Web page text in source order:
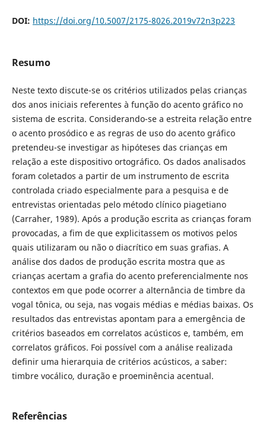
DOI: https://doi.org/10.5007/2175-8026.2019v72n3p223
Resumo
Neste texto discute-se os critérios utilizados pelas crianças
dos anos iniciais referentes à função do acento gráfico no
sistema de escrita. Considerando-se a estreita relação entre
o acento prosódico e as regras de uso do acento gráfico
pretendeu-se investigar as hipóteses das crianças em
relação a este dispositivo ortográfico. Os dados analisados
foram coletados a partir de um instrumento de escrita
controlada criado especialmente para a pesquisa e de
entrevistas orientadas pelo método clínico piagetiano
(Carraher, 1989). Após a produção escrita as crianças foram
provocadas, a fim de que explicitassem os motivos pelos
quais utilizaram ou não o diacrítico em suas grafias. A
análise dos dados de produção escrita mostra que as
crianças acertam a grafia do acento preferencialmente nos
contextos em que pode ocorrer a alternância de timbre da
vogal tônica, ou seja, nas vogais médias e médias baixas. Os
resultados das entrevistas apontam para a emergência de
critérios baseados em correlatos acústicos e, também, em
correlatos gráficos. Foi possível com a análise realizada
definir uma hierarquia de critérios acústicos, a saber:
timbre vocálico, duração e proeminência acentual.
Referências